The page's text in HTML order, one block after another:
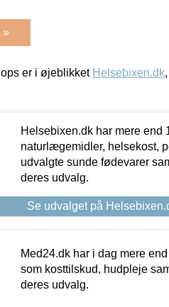
»
er i øjeblikket Helsebixen.dk,
Helsebixen.dk har mere end
naturlægemidler, helsekost,
udvalgte sunde fødevarer
deres udvalg.
Se udvalget på
Med24.dk har i dag mere
som kosttilskud, hudpleje
deres udvalg.